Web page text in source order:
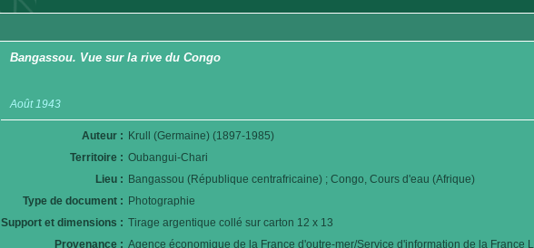
Bangassou. Vue sur la rive du Congo
Août 1943
Auteur : Krull (Germaine) (1897-1985)
Territoire : Oubangui-Chari
Lieu : Bangassou (République centrafricaine) ; Congo, Cours d'eau (Afrique)
Type de document : Photographie
Support et dimensions : Tirage argentique collé sur carton 12 x 13
Provenance : Agence économique de la France d'outre-mer/Service d'information de la France